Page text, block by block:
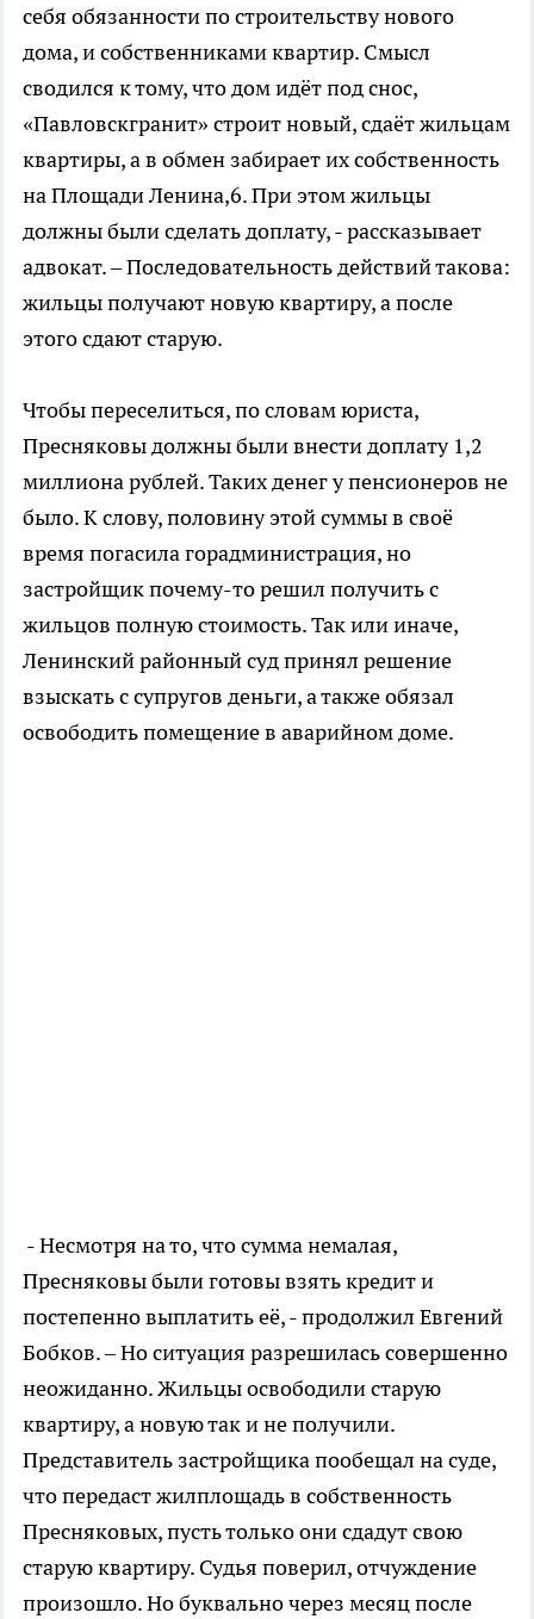
себя обязанности по строительству нового
дома, и собственниками квартир. Смысл
сводился к тому, что дом идёт под снос,
«Павловскгранит» строит новый, сдаёт жильцам
квартиры, а в обмен забирает их собственность
на Площади Ленина,6. При этом жильцы
должны были сделать доплату, - рассказывает
адвокат. – Последовательность действий такова:
жильцы получают новую квартиру, а после
этого сдают старую.
Чтобы переселиться, по словам юриста,
Пресняковы должны были внести доплату 1,2
миллиона рублей. Таких денег у пенсионеров не
было. К слову, половину этой суммы в своё
время погасила горадминистрация, но
застройщик почему-то решил получить с
жильцов полную стоимость. Так или иначе,
Ленинский районный суд принял решение
взыскать с супругов деньги, а также обязал
освободить помещение в аварийном доме.
- Несмотря на то, что сумма немалая,
Пресняковы были готовы взять кредит и
постепенно выплатить её, - продолжил Евгений
Бобков. – Но ситуация разрешилась совершенно
неожиданно. Жильцы освободили старую
квартиру, а новую так и не получили.
Представитель застройщика пообещал на суде,
что передаст жилплощадь в собственность
Пресняковых, пусть только они сдадут свою
старую квартиру. Судья поверил, отчуждение
произошло. Но буквально через месяц после